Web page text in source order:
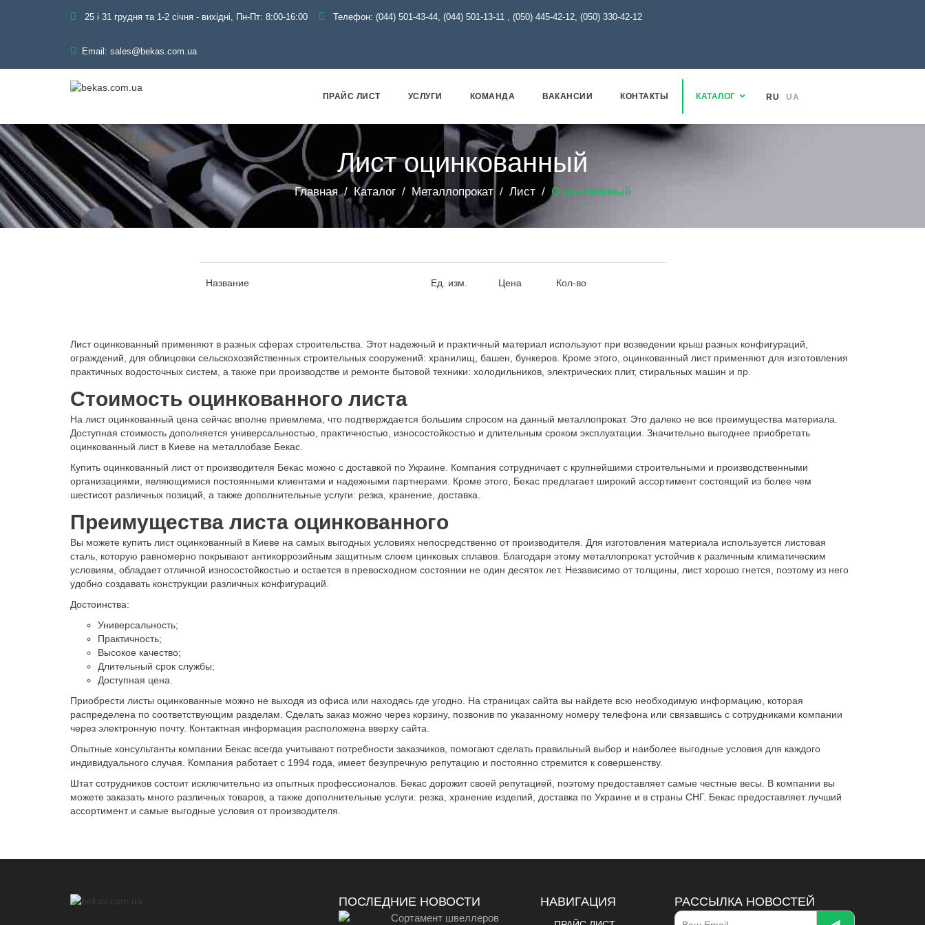
25 і 31 грудня та 1-2 січня - вихідні, Пн-Пт: 8:00-16:00 Телефон: (044) 501-43-44, (044) 501-13-11 , (050) 445-42-12, (050) 330-42-12
Email: sales@bekas.com.ua
ПРАЙС ЛИСТ УСЛУГИ КОМАНДА ВАКАНСИИ КОНТАКТЫ КАТАЛОГ RU UA
Лист оцинкованный
Главная Каталог Металлопрокат Лист Оцинкованный
Название Ед. изм. Цена Кол-во
Лист оцинкованный применяют в разных сферах строительства. Этот надежный и практичный материал используют при возведении крыш разных конфигураций,
ограждений, для облицовки сельскохозяйственных строительных сооружений: хранилищ, башен, бункеров. Кроме этого, оцинкованный лист применяют для изготовления
практичных водосточных систем, а также при производстве и ремонте бытовой техники: холодильников, электрических плит, стиральных машин и пр.
Стоимость оцинкованного листа
На лист оцинкованный цена сейчас вполне приемлема, что подтверждается большим спросом на данный металлопрокат. Это далеко не все преимущества материала.
Доступная стоимость дополняется универсальностью, практичностью, износостойкостью и длительным сроком эксплуатации. Значительно выгоднее приобретать
оцинкованный лист в Киеве на металлобазе Бекас.
Купить оцинкованный лист от производителя Бекас можно с доставкой по Украине. Компания сотрудничает с крупнейшими строительными и производственными
организациями, являющимися постоянными клиентами и надежными партнерами. Кроме этого, Бекас предлагает широкий ассортимент состоящий из более чем
шестисот различных позиций, а также дополнительные услуги: резка, хранение, доставка.
Преимущества листа оцинкованного
Вы можете купить лист оцинкованный в Киеве на самых выгодных условиях непосредственно от производителя. Для изготовления материала используется листовая
сталь, которую равномерно покрывают антикоррозийным защитным слоем цинковых сплавов. Благодаря этому металлопрокат устойчив к различным климатическим
условиям, обладает отличной износостойкостью и остается в превосходном состоянии не один десяток лет. Независимо от толщины, лист хорошо гнется, поэтому из него
удобно создавать конструкции различных конфигураций.
Достоинства:
Универсальность;
Практичность;
Высокое качество;
Длительный срок службы;
Доступная цена.
Приобрести листы оцинкованные можно не выходя из офиса или находясь где угодно. На страницах сайта вы найдете всю необходимую информацию, которая
распределена по соответствующим разделам. Сделать заказ можно через корзину, позвонив по указанному номеру телефона или связавшись с сотрудниками компании
через электронную почту. Контактная информация расположена вверху сайта.
Опытные консультанты компании Бекас всегда учитывают потребности заказчиков, помогают сделать правильный выбор и наиболее выгодные условия для каждого
индивидуального случая. Компания работает с 1994 года, имеет безупречную репутацию и постоянно стремится к совершенству.
Штат сотрудников состоит исключительно из опытных профессионалов. Бекас дорожит своей репутацией, поэтому предоставляет самые честные весы. В компании вы
можете заказать много различных товаров, а также дополнительные услуги: резка, хранение изделий, доставка по Украине и в страны СНГ. Бекас предоставляет лучший
ассортимент и самые выгодные условия от производителя.
ПОСЛЕДНИЕ НОВОСТИ
Сортамент швеллеров
НАВИГАЦИЯ РАССЫЛКА НОВОСТЕЙ